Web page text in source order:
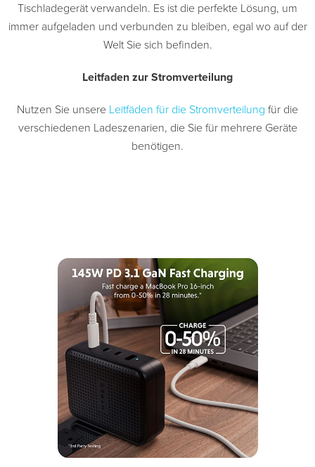
Tischladegerät verwandeln. Es ist die perfekte Lösung, um
immer aufgeladen und verbunden zu bleiben, egal wo auf der
Welt Sie sich befinden.
Leitfaden zur Stromverteilung
Nutzen Sie unsere Leitfäden für die Stromverteilung für die
verschiedenen Ladeszenarien, die Sie für mehrere Geräte
benötigen.